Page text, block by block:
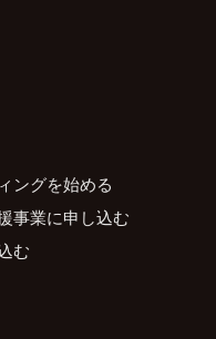
ングを始める
事業に申し込む
む